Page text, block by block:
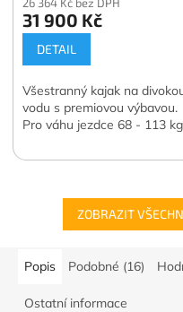
31 900 Kč
DETAIL
Všestranný kajak na
vodu s premiovou výbavou.
Pro váhu jezdce 68 - 113
ZOBRAZIT
Popis Podobné (16)
Ostatní informace